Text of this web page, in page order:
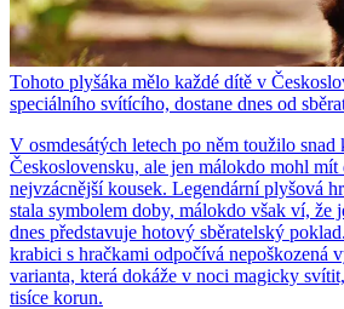
Tohoto plyšáka mělo každé dítě v
speciálního svítícího, dostane dnes od
V osmdesátých letech po něm toužilo snad
Československu, ale jen málokdo mohl mít
nejvzácnější kousek. Legendární plyšová
stala symbolem doby, málokdo však ví, že
dnes představuje hotový sběratelský
krabici s hračkami odpočívá nepoškozená
varianta, která dokáže v noci magicky
tisíce korun.